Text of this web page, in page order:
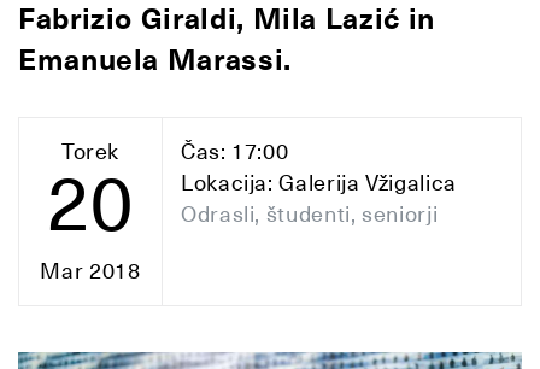
Fabrizio Giraldi, Mila Lazić in
Emanuela Marassi.
Torek
20
Mar 2018
Čas: 17:00
Lokacija: Galerija Vžigalica
Odrasli, študenti, seniorji